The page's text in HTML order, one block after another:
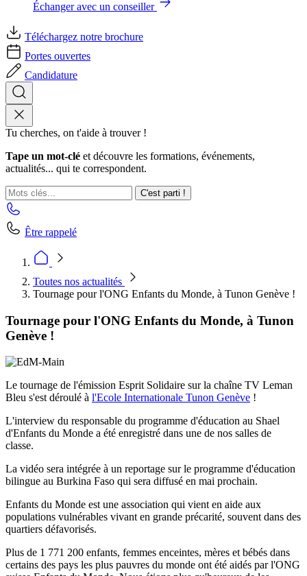
Échanger avec un conseiller
Téléchargez notre brochure
Portes ouvertes
Candidature
Tu cherches, on t'aide à trouver !
Tape un mot-clé et découvre les formations, événements,
actualités... qui te correspondent.
C'est parti !
Être rappelé
Toutes nos actualités
Tournage pour l'ONG Enfants du Monde, à Tunon Genève !
Tournage pour l'ONG Enfants du Monde, à Tunon
Genève !
Le tournage de l'émission Esprit Solidaire sur la chaîne TV Leman
Bleu s'est déroulé à l'Ecole Internationale Tunon Genève !
L'interview du responsable du programme d'éducation au Shael
d'Enfants du Monde a été enregistré dans une de nos salles de
classe.
La vidéo sera intégrée à un reportage sur le programme d'éducation
bilingue au Burkina Faso qui sera diffusé en mai prochain.
Enfants du Monde est une association qui vient en aide aux
populations vulnérables vivant en grande précarité, souvent dans des
quartiers défavorisés.
Plus de 1 771 200 enfants, femmes enceintes, mères et bébés dans
certains des pays les plus pauvres du monde ont été aidés par l'ONG